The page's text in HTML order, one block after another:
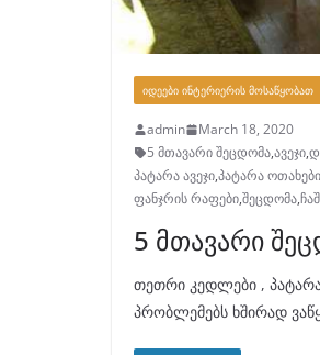
ᲘᲓᲔᲔᲑᲘ ᲘᲜᲢᲔᲠᲘᲔᲠᲘᲡ ᲛᲝᲡᲐᲬᲧᲝᲑᲐᲗ
admin
March 18, 2020
5 მთავარი შეცდომა,ავეჯი,
პატარა ავეჯი,პატარა
ფანჯრის რაფები,შეცდომა,
5 მთავარი
თეთრი კედლები , პატარა
პრობლემებს ხშირად